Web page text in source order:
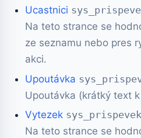
Ucastnici
Na teto strance se
ze seznamu nebo pres
akci.
Upoutávka
Upoutávka (krátký text
Vytezek
Na teto strance se